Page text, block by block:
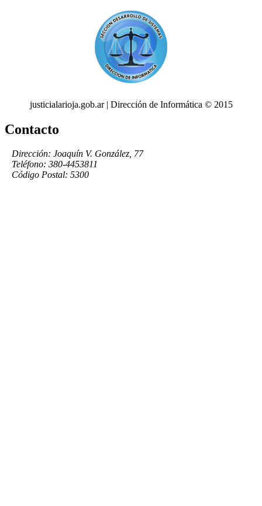
justicialarioja.gob.ar | Dirección de Informática © 2015
Contacto
Dirección: Joaquín V. González, 77
Teléfono: 380-4453811
Código Postal: 5300